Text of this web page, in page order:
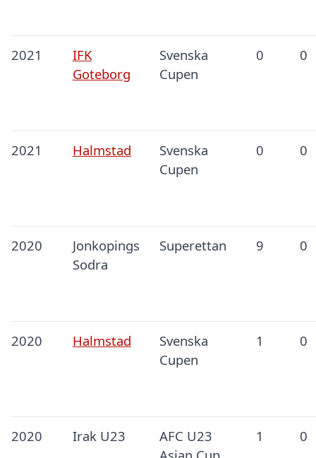
2021
IFK
Goteborg
Svenska
Cupen
0 0
2021 Halmstad
Svenska
Cupen
0 0
2020
Jonkopings
Sodra
Superettan 9 0
2020 Halmstad
Svenska
Cupen
1 0
2020 Irak U23
AFC U23
1 0